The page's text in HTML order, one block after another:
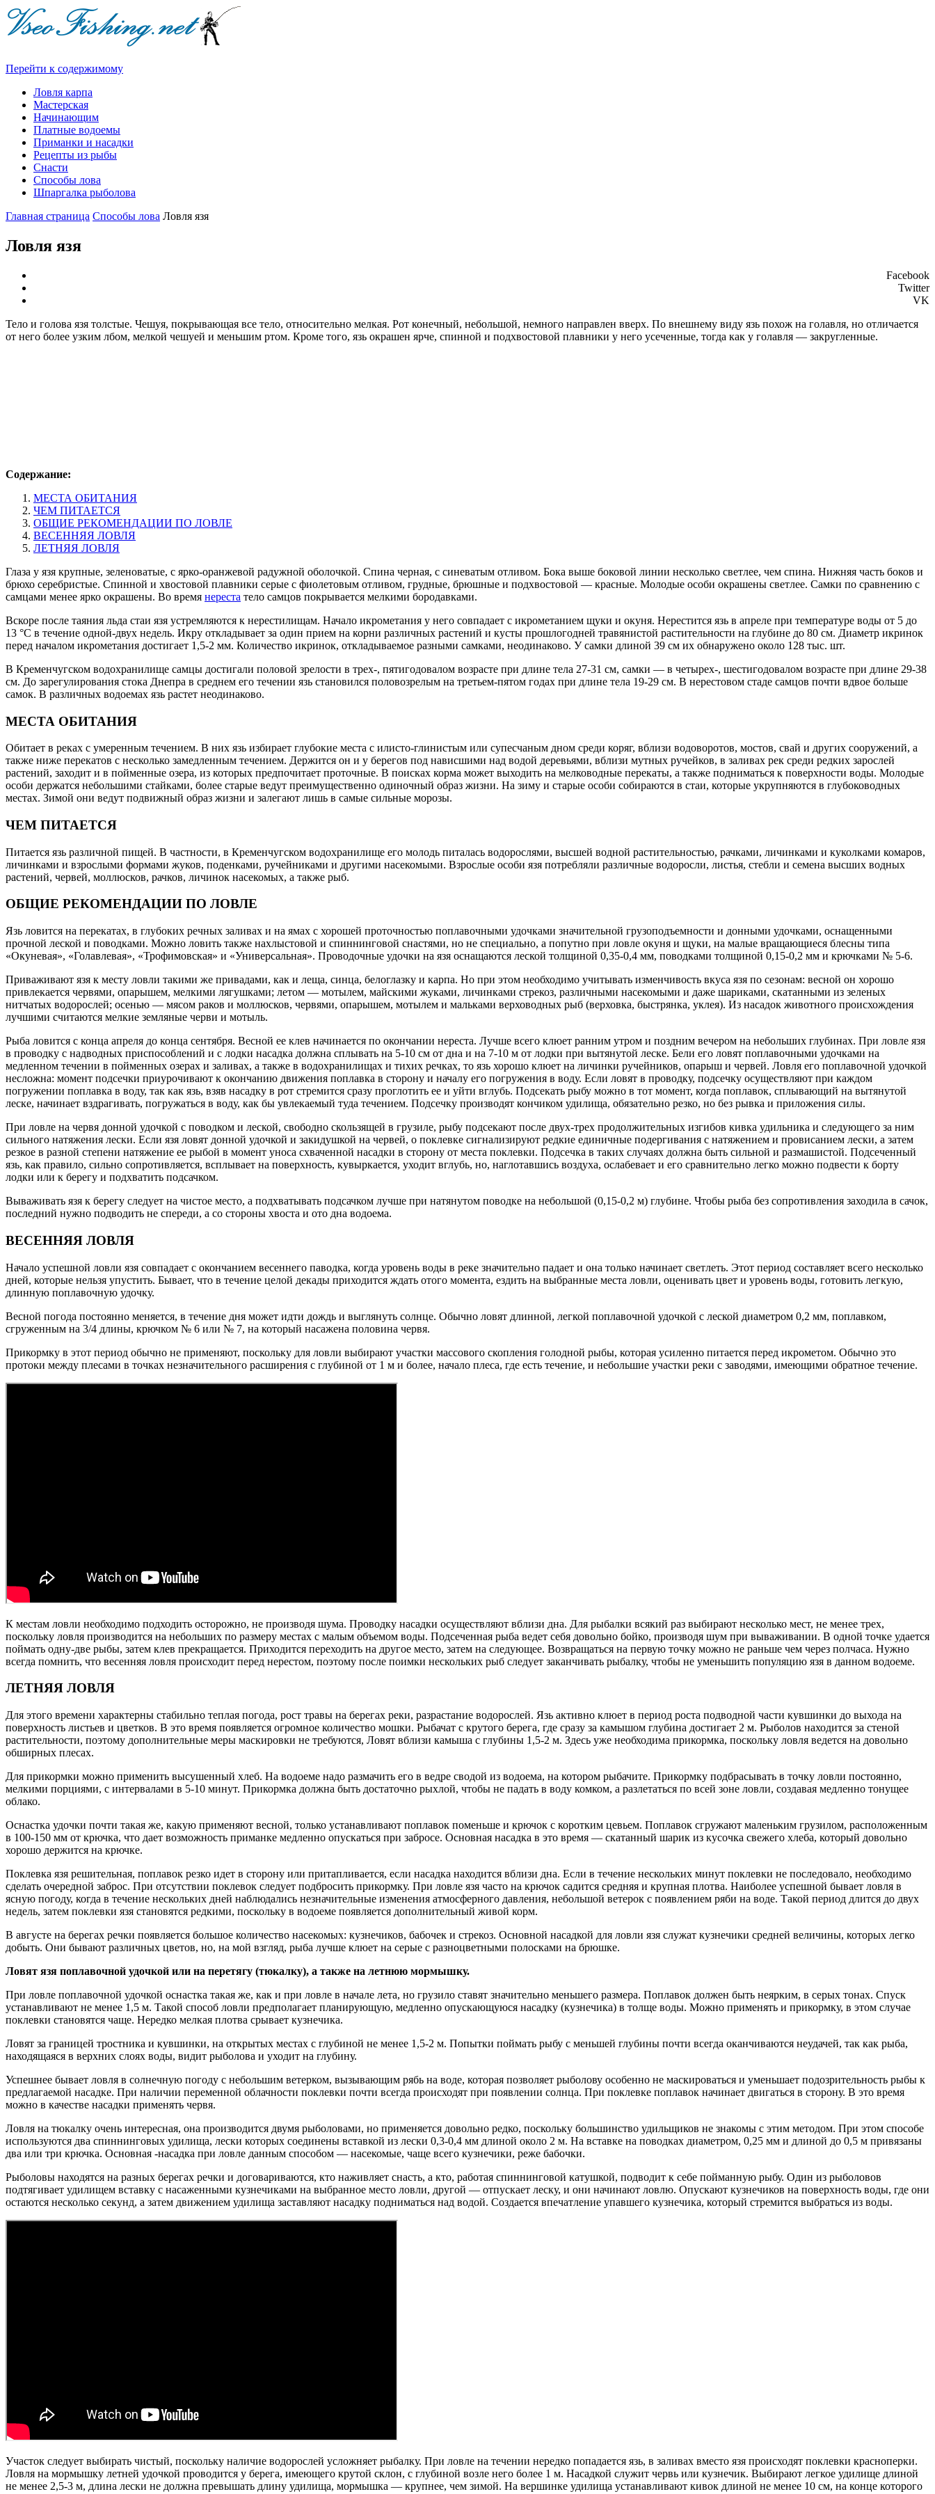
Перейти к содержимому
Ловля карпа
Мастерская
Начинающим
Платные водоемы
Приманки и насадки
Рецепты из рыбы
Снасти
Способы лова
Шпаргалка рыболова
Главная страница Способы лова Ловля язя
Ловля язя
Facebook
Twitter
VK
Тело и голова язя толстые. Чешуя, покрывающая все тело, относительно мелкая. Рот конечный, небольшой, немного направлен вверх. По внешнему виду язь похож на голавля, но отличается
от него более узким лбом, мелкой чешуей и меньшим ртом. Кроме того, язь окрашен ярче, спинной и подхвостовой плавники у него усеченные, тогда как у голавля — закругленные.
Содержание:
МЕСТА ОБИТАНИЯ
ЧЕМ ПИТАЕТСЯ
ОБЩИЕ РЕКОМЕНДАЦИИ ПО ЛОВЛЕ
ВЕСЕННЯЯ ЛОВЛЯ
ЛЕТНЯЯ ЛОВЛЯ
Глаза у язя крупные, зеленоватые, с ярко-оранжевой радужной оболочкой. Спина черная, с синеватым отливом. Бока выше боковой линии несколько светлее, чем спина. Нижняя часть боков и
брюхо серебристые. Спинной и хвостовой плавники серые с фиолетовым отливом, грудные, брюшные и подхвостовой — красные. Молодые особи окрашены светлее. Самки по сравнению с
самцами менее ярко окрашены. Во время нереста тело самцов покрывается мелкими бородавками.
Вскоре после таяния льда стаи язя устремляются к нерестилищам. Начало икрометания у него совпадает с икрометанием щуки и окуня. Нерестится язь в апреле при температуре воды от 5 до
13 °C в течение одной-двух недель. Икру откладывает за один прием на корни различных растений и кусты прошлогодней травянистой растительности на глубине до 80 см. Диаметр икринок
перед началом икрометания достигает 1,5-2 мм. Количество икринок, откладываемое разными самками, неодинаково. У самки длиной 39 см их обнаружено около 128 тыс. шт.
В Кременчугском водохранилище самцы достигали половой зрелости в трех-, пятигодовалом возрасте при длине тела 27-31 см, самки — в четырех-, шестигодовалом возрасте при длине 29-38
см. До зарегулирования стока Днепра в среднем его течении язь становился половозрелым на третьем-пятом годах при длине тела 19-29 см. В нерестовом стаде самцов почти вдвое больше
самок. В различных водоемах язь растет неодинаково.
МЕСТА ОБИТАНИЯ
Обитает в реках с умеренным течением. В них язь избирает глубокие места с илисто-глинистым или супесчаным дном среди коряг, вблизи водоворотов, мостов, свай и других сооружений, а
также ниже перекатов с несколько замедленным течением. Держится он и у берегов под нависшими над водой деревьями, вблизи мутных ручейков, в заливах рек среди редких зарослей
растений, заходит и в пойменные озера, из которых предпочитает проточные. В поисках корма может выходить на мелководные перекаты, а также подниматься к поверхности воды. Молодые
особи держатся небольшими стайками, более старые ведут преимущественно одиночный образ жизни. На зиму и старые особи собираются в стаи, которые укрупняются в глубоководных
местах. Зимой они ведут подвижный образ жизни и залегают лишь в самые сильные морозы.
ЧЕМ ПИТАЕТСЯ
Питается язь различной пищей. В частности, в Кременчугском водохранилище его молодь питалась водорослями, высшей водной растительностью, рачками, личинками и куколками комаров,
личинками и взрослыми формами жуков, поденками, ручейниками и другими насекомыми. Взрослые особи язя потребляли различные водоросли, листья, стебли и семена высших водных
растений, червей, моллюсков, рачков, личинок насекомых, а также рыб.
ОБЩИЕ РЕКОМЕНДАЦИИ ПО ЛОВЛЕ
Язь ловится на перекатах, в глубоких речных заливах и на ямах с хорошей проточностью поплавочными удочками значительной грузоподъемности и донными удочками, оснащенными
прочной леской и поводками. Можно ловить также нахлыстовой и спиннинговой снастями, но не специально, а попутно при ловле окуня и щуки, на малые вращающиеся блесны типа
«Окуневая», «Голавлевая», «Трофимовская» и «Универсальная». Проводочные удочки на язя оснащаются леской толщиной 0,35-0,4 мм, поводками толщиной 0,15-0,2 мм и крючками № 5-6.
Приваживают язя к месту ловли такими же привадами, как и леща, синца, белоглазку и карпа. Но при этом необходимо учитывать изменчивость вкуса язя по сезонам: весной он хорошо
привлекается червями, опарышем, мелкими лягушками; летом — мотылем, майскими жуками, личинками стрекоз, различными насекомыми и даже шариками, скатанными из зеленых
нитчатых водорослей; осенью — мясом раков и моллюсков, червями, опарышем, мотылем и мальками верховодных рыб (верховка, быстрянка, уклея). Из насадок животного происхождения
лучшими считаются мелкие земляные черви и мотыль.
Рыба ловится с конца апреля до конца сентября. Весной ее клев начинается по окончании нереста. Лучше всего клюет ранним утром и поздним вечером на небольших глубинах. При ловле язя
в проводку с надводных приспособлений и с лодки насадка должна сплывать на 5-10 см от дна и на 7-10 м от лодки при вытянутой леске. Бели его ловят поплавочными удочками на
медленном течении в пойменных озерах и заливах, а также в водохранилищах и тихих речках, то язь хорошо клюет на личинки ручейников, опарыш и червей. Ловля его поплавочной удочкой
несложна: момент подсечки приурочивают к окончанию движения поплавка в сторону и началу его погружения в воду. Если ловят в проводку, подсечку осуществляют при каждом
погружении поплавка в воду, так как язь, взяв насадку в рот стремится сразу проглотить ее и уйти вглубь. Подсекать рыбу можно в тот момент, когда поплавок, сплывающий на вытянутой
леске, начинает вздрагивать, погружаться в воду, как бы увлекаемый туда течением. Подсечку производят кончиком удилища, обязательно резко, но без рывка и приложения силы.
При ловле на червя донной удочкой с поводком и леской, свободно скользящей в грузиле, рыбу подсекают после двух-трех продолжительных изгибов кивка удильника и следующего за ним
сильного натяжения лески. Если язя ловят донной удочкой и закидушкой на червей, о поклевке сигнализируют редкие единичные подергивания с натяжением и провисанием лески, а затем
резкое в разной степени натяжение ее рыбой в момент уноса схваченной насадки в сторону от места поклевки. Подсечка в таких случаях должна быть сильной и размашистой. Подсеченный
язь, как правило, сильно сопротивляется, всплывает на поверхность, кувыркается, уходит вглубь, но, наглотавшись воздуха, ослабевает и его сравнительно легко можно подвести к борту
лодки или к берегу и подхватить подсачком.
Вываживать язя к берегу следует на чистое место, а подхватывать подсачком лучше при натянутом поводке на небольшой (0,15-0,2 м) глубине. Чтобы рыба без сопротивления заходила в сачок,
последний нужно подводить не спереди, а со стороны хвоста и ото дна водоема.
ВЕСЕННЯЯ ЛОВЛЯ
Начало успешной ловли язя совпадает с окончанием весеннего паводка, когда уровень воды в реке значительно падает и она только начинает светлеть. Этот период составляет всего несколько
дней, которые нельзя упустить. Бывает, что в течение целой декады приходится ждать отого момента, ездить на выбранные места ловли, оценивать цвет и уровень воды, готовить легкую,
длинную поплавочную удочку.
Весной погода постоянно меняется, в течение дня может идти дождь и выглянуть солнце. Обычно ловят длинной, легкой поплавочной удочкой с леской диаметром 0,2 мм, поплавком,
сгруженным на 3/4 длины, крючком № 6 или № 7, на который насажена половина червя.
Прикормку в этот период обычно не применяют, поскольку для ловли выбирают участки массового скопления голодной рыбы, которая усиленно питается перед икрометом. Обычно это
протоки между плесами в точках незначительного расширения с глубиной от 1 м и более, начало плеса, где есть течение, и небольшие участки реки с заводями, имеющими обратное течение.
К местам ловли необходимо подходить осторожно, не производя шума. Проводку насадки осуществляют вблизи дна. Для рыбалки всякий раз выбирают несколько мест, не менее трех,
поскольку ловля производится на небольших по размеру местах с малым объемом воды. Подсеченная рыба ведет себя довольно бойко, производя шум при вываживании. В одной точке удается
поймать одну-две рыбы, затем клев прекращается. Приходится переходить на другое место, затем на следующее. Возвращаться на первую точку можно не раньше чем через полчаса. Нужно
всегда помнить, что весенняя ловля происходит перед нерестом, поэтому после поимки нескольких рыб следует заканчивать рыбалку, чтобы не уменьшить популяцию язя в данном водоеме.
ЛЕТНЯЯ ЛОВЛЯ
Для этого времени характерны стабильно теплая погода, рост травы на берегах реки, разрастание водорослей. Язь активно клюет в период роста подводной части кувшинки до выхода на
поверхность листьев и цветков. В это время появляется огромное количество мошки. Рыбачат с крутого берега, где сразу за камышом глубина достигает 2 м. Рыболов находится за стеной
растительности, поэтому дополнительные меры маскировки не требуются, Ловят вблизи камыша с глубины 1,5-2 м. Здесь уже необходима прикормка, поскольку ловля ведется на довольно
обширных плесах.
Для прикормки можно применить высушенный хлеб. На водоеме надо размачить его в ведре сводой из водоема, на котором рыбачите. Прикормку подбрасывать в точку ловли постоянно,
мелкими порциями, с интервалами в 5-10 минут. Прикормка должна быть достаточно рыхлой, чтобы не падать в воду комком, а разлетаться по всей зоне ловли, создавая медленно тонущее
облако.
Оснастка удочки почти такая же, какую применяют весной, только устанавливают поплавок поменьше и крючок с коротким цевьем. Поплавок сгружают маленьким грузилом, расположенным
в 100-150 мм от крючка, что дает возможность приманке медленно опускаться при забросе. Основная насадка в это время — скатанный шарик из кусочка свежего хлеба, который довольно
хорошо держится на крючке.
Поклевка язя решительная, поплавок резко идет в сторону или притапливается, если насадка находится вблизи дна. Если в течение нескольких минут поклевки не последовало, необходимо
сделать очередной заброс. При отсутствии поклевок следует подбросить прикормку. При ловле язя часто на крючок садится средняя и крупная плотва. Наиболее успешной бывает ловля в
ясную погоду, когда в течение нескольких дней наблюдались незначительные изменения атмосферного давления, небольшой ветерок с появлением ряби на воде. Такой период длится до двух
недель, затем поклевки язя становятся редкими, поскольку в водоеме появляется дополнительный живой корм.
В августе на берегах речки появляется большое количество насекомых: кузнечиков, бабочек и стрекоз. Основной насадкой для ловли язя служат кузнечики средней величины, которых легко
добыть. Они бывают различных цветов, но, на мой взгляд, рыба лучше клюет на серые с разноцветными полосками на брюшке.
Ловят язя поплавочной удочкой или на перетягу (тюкалку), а также на летнюю мормышку.
При ловле поплавочной удочкой оснастка такая же, как и при ловле в начале лета, но грузило ставят значительно меньшего размера. Поплавок должен быть неярким, в серых тонах. Спуск
устанавливают не менее 1,5 м. Такой способ ловли предполагает планирующую, медленно опускающуюся насадку (кузнечика) в толще воды. Можно применять и прикормку, в этом случае
поклевки становятся чаще. Нередко мелкая плотва срывает кузнечика.
Ловят за границей тростника и кувшинки, на открытых местах с глубиной не менее 1,5-2 м. Попытки поймать рыбу с меньшей глубины почти всегда оканчиваются неудачей, так как рыба,
находящаяся в верхних слоях воды, видит рыболова и уходит на глубину.
Успешнее бывает ловля в солнечную погоду с небольшим ветерком, вызывающим рябь на воде, которая позволяет рыболову особенно не маскироваться и уменьшает подозрительность рыбы к
предлагаемой насадке. При наличии переменной облачности поклевки почти всегда происходят при появлении солнца. При поклевке поплавок начинает двигаться в сторону. В это время
можно в качестве насадки применять червя.
Ловля на тюкалку очень интересная, она производится двумя рыболовами, но применяется довольно редко, поскольку большинство удильщиков не знакомы с этим методом. При этом способе
используются два спиннинговых удилища, лески которых соединены вставкой из лески 0,3-0,4 мм длиной около 2 м. На вставке на поводках диаметром, 0,25 мм и длиной до 0,5 м привязаны
два или три крючка. Основная -насадка при ловле данным способом — насекомые, чаще всего кузнечики, реже бабочки.
Рыболовы находятся на разных берегах речки и договариваются, кто наживляет снасть, а кто, работая спиннинговой катушкой, подводит к себе пойманную рыбу. Один из рыболовов
подтягивает удилищем вставку с насаженными кузнечиками на выбранное место ловли, другой — отпускает леску, и они начинают ловлю. Опускают кузнечиков на поверхность воды, где они
остаются несколько секунд, а затем движением удилища заставляют насадку подниматься над водой. Создается впечатление упавшего кузнечика, который стремится выбраться из воды.
Участок следует выбирать чистый, поскольку наличие водорослей усложняет рыбалку. При ловле на течении нередко попадается язь, в заливах вместо язя происходят поклевки красноперки.
Ловля на мормышку летней удочкой проводится у берега, имеющего крутой склон, с глубиной возле него более 1 м. Насадкой служит червь или кузнечик. Выбирают легкое удилище длиной
не менее 2,5-3 м, длина лески не должна превышать длину удилища, мормышка — крупнее, чем зимой. На вершинке удилища устанавливают кивок длиной не менее 10 см, на конце которого